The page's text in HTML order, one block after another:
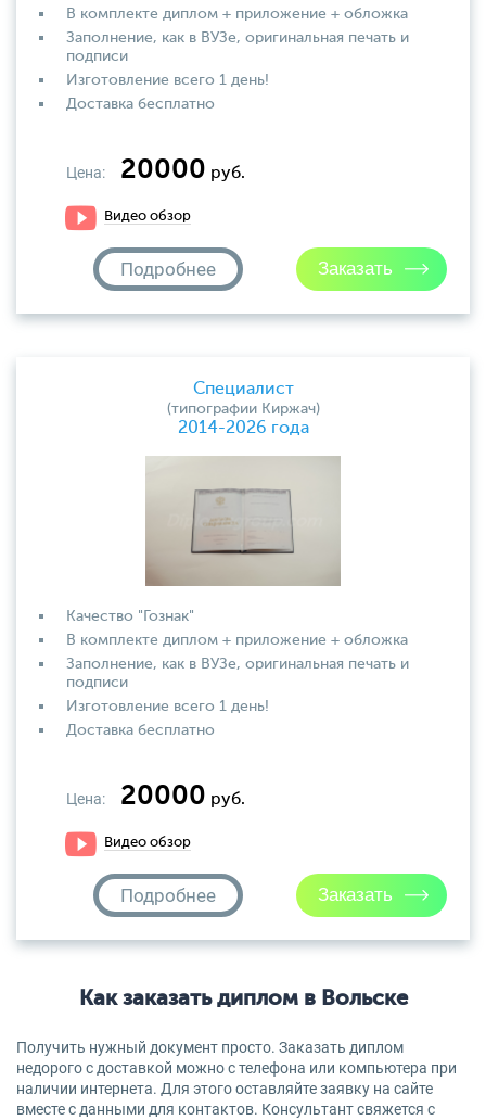
В комплекте диплом + приложение + обложка
Заполнение, как в ВУЗе, оригинальная печать и
подписи
Изготовление всего 1 день!
Доставка бесплатно
Цена: 20000 руб.
Видео обзор
Подробнее
Специалист
(типографии Киржач)
2014-2026 года
Качество "Гознак"
В комплекте диплом + приложение + обложка
Заполнение, как в ВУЗе, оригинальная печать и
подписи
Изготовление всего 1 день!
Доставка бесплатно
Цена: 20000 руб.
Видео обзор
Подробнее
Как заказать диплом в Вольске
Получить нужный документ просто. Заказать диплом
недорого с доставкой можно с телефона или компьютера при
наличии интернета. Для этого оставляйте заявку на сайте
вместе с данными для контактов. Консультант свяжется с